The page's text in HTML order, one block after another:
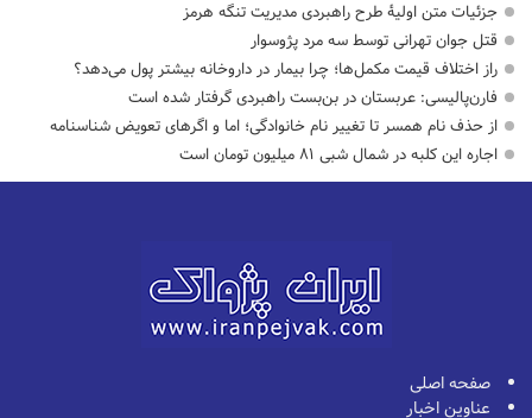
جزئیات متن اولیۀ طرح راهبردی مدیریت تنگه هرمز
قتل جوان تهرانی توسط سه مرد پژوسوار
راز اختلاف قیمت مکمل‌ها؛ چرا بیمار در داروخانه بیشتر پول می‌دهد؟
فارن‌پالیسی: عربستان در بن‌بست راهبردی گرفتار شده است
از حذف نام همسر تا تغییر نام خانوادگی؛ اما و اگرهای تعویض شناسنامه
اجاره این کلبه در شمال شبی ۸۱ میلیون تومان است
صفحه اصلی
عناوین اخبار